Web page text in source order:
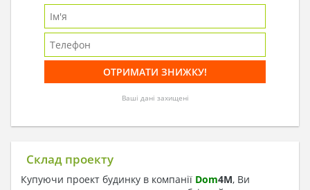
Ваші дані захищені
Склад проекту
Купуючи проект будинку в компанії Dom4M, Ви